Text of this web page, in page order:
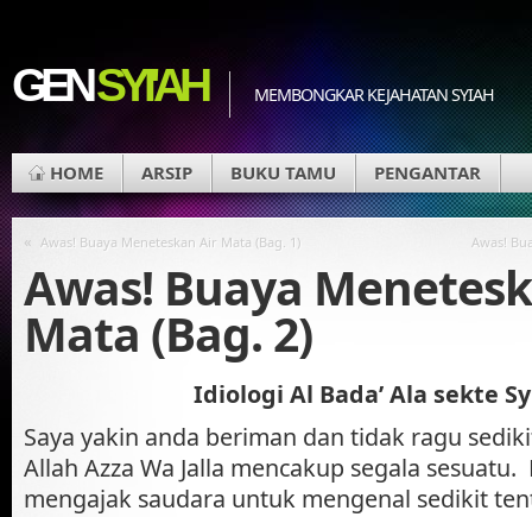
GENSYI'AH MEMBONGKAR KEJAHATAN SYIAH
HOME ARSIP BUKU TAMU PENGANTAR
« Awas! Buaya Meneteskan Air Mata (Bag. 1) Awas!
Awas! Buaya
Mata (Bag. 2)
Idiologi Al Bada’ Ala sekte
Saya yakin anda beriman dan tidak ragu
Allah Azza Wa Jalla mencakup segala sesuatu.
mengajak saudara untuk mengenal sedikit